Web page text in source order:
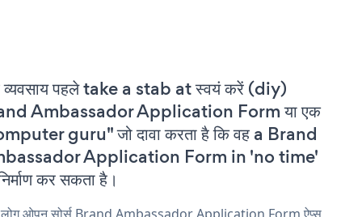
पहले take a stab at स्वयं करें (diy)
Ambassador Application Form या एक
guru" जो दावा करता है कि वह a Brand
Application Form in 'no time'
कर सकता है।